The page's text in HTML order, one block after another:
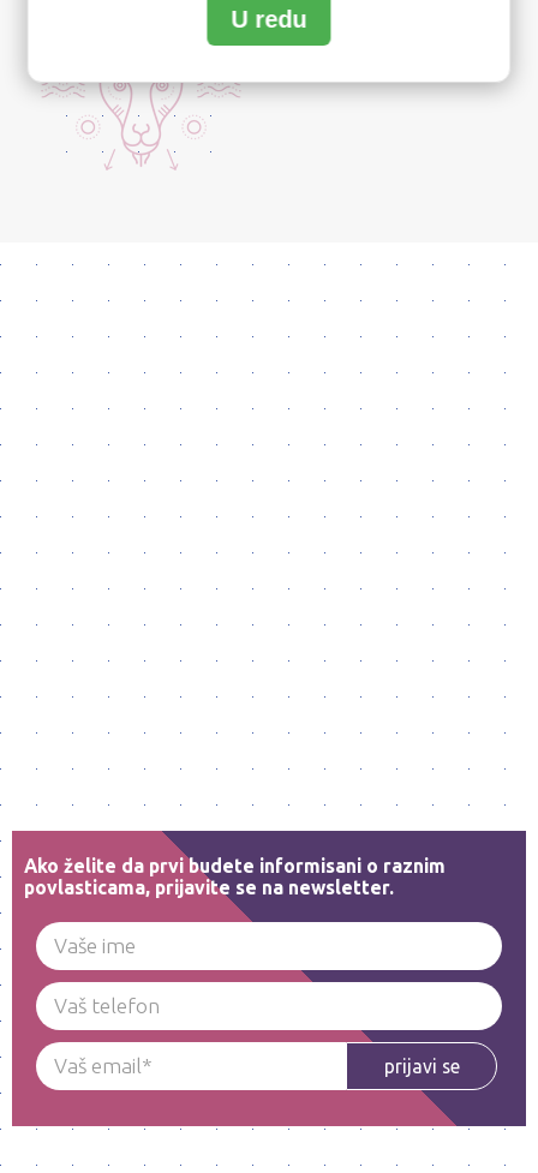
Ako želite da prvi budete informisani o raznim
povlasticama, prijavite se na newsletter.
prijavi se
U redu